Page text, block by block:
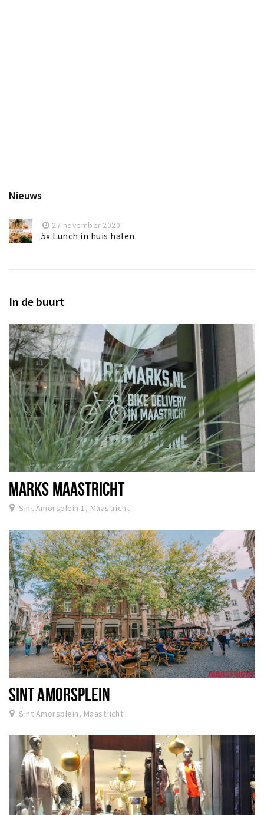
Nieuws
27 november 2020
5x Lunch in huis halen
In de buurt
MARKS MAASTRICHT
Sint Amorsplein 1, Maastricht
SINT AMORSPLEIN
Sint Amorsplein, Maastricht